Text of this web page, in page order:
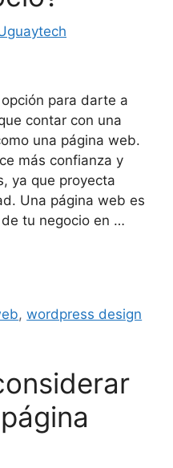
para darte a
contar con una
una página web.
más confianza y
ya que proyecta
Una página web es
tu negocio en …
,wordpress design